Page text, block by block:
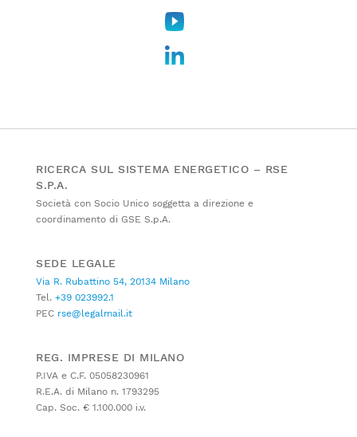
RICERCA SUL SISTEMA ENERGETICO – RSE
S.P.A.
Società con Socio Unico soggetta a direzione e
coordinamento di GSE S.p.A.
SEDE LEGALE
Via R. Rubattino 54, 20134 Milano
Tel. +39 023992.1
PEC rse@legalmail.it
REG. IMPRESE DI MILANO
P.IVA e C.F. 05058230961
R.E.A. di Milano n. 1793295
Cap. Soc. € 1.100.000 i.v.